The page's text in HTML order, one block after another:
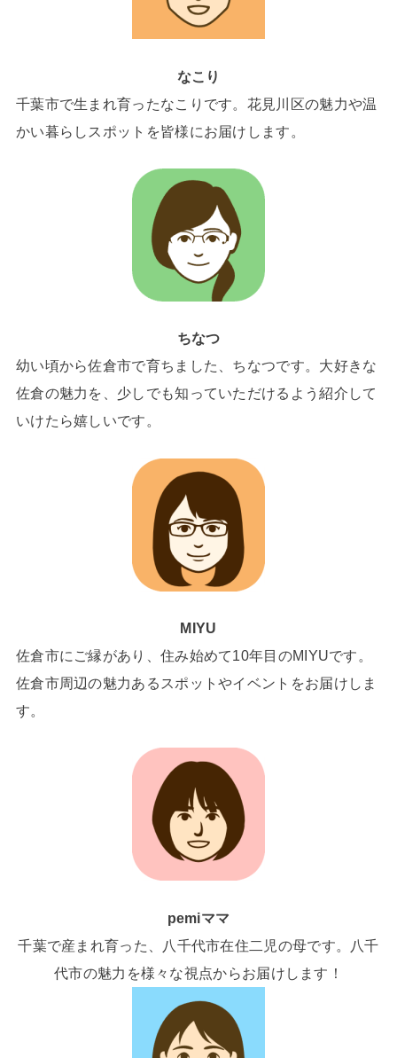
なこり
千葉市で生まれ育ったなこりです。花見川区の魅力や温
かい暮らしスポットを皆様にお届けします。
ちなつ
幼い頃から佐倉市で育ちました、ちなつです。大好きな
佐倉の魅力を、少しでも知っていただけるよう紹介して
いけたら嬉しいです。
MIYU
佐倉市にご縁があり、住み始めて10年目のMIYUです。
佐倉市周辺の魅力あるスポットやイベントをお届けしま
す。
pemiママ
千葉で産まれ育った、八千代市在住二児の母です。八千
代市の魅力を様々な視点からお届けします！